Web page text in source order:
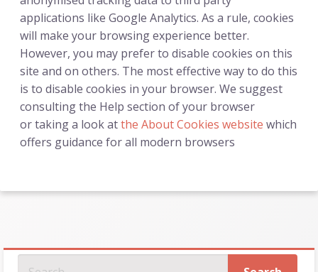
applications like Google Analytics. As a rule, cookies
will make your browsing experience better.
However, you may prefer to disable cookies on this
site and on others. The most effective way to do this
is to disable cookies in your browser. We suggest
consulting the Help section of your browser
or taking a look atthe About Cookies website which
offers guidance for all modern browsers